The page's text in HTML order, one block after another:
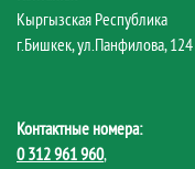
Кыргызская Республика
г.Бишкек, ул.Панфилова, 124
Контактные номера:
0 312 961 960,